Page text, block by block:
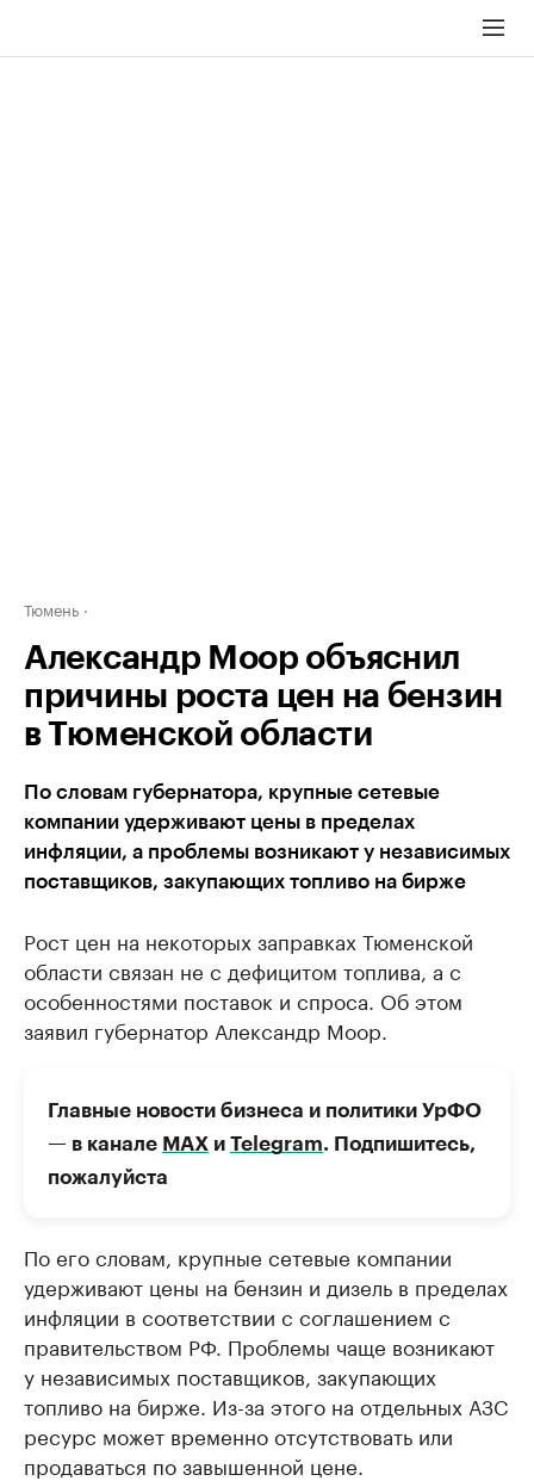
Тюмень
Александр Моор объяснил
причины роста цен на бензин
в Тюменской области
По словам губернатора, крупные сетевые
компании удерживают цены в пределах
инфляции, а проблемы возникают у независимых
поставщиков, закупающих топливо на бирже
Рост цен на некоторых заправках Тюменской
области связан не с дефицитом топлива, а с
особенностями поставок и спроса. Об этом
заявил губернатор Александр Моор.
Главные новости бизнеса и политики УрФО
— в канале МАХ и Telegram. Подпишитесь,
пожалуйста
По его словам, крупные сетевые компании
удерживают цены на бензин и дизель в пределах
инфляции в соответствии с соглашением с
правительством РФ. Проблемы чаще возникают
у независимых поставщиков, закупающих
топливо на бирже. Из-за этого на отдельных АЗС
ресурс может временно отсутствовать или
продаваться по завышенной цене.